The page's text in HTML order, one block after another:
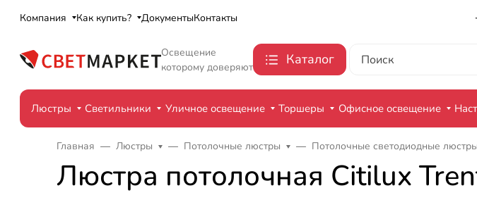
Компания Как купить? ДокументыКонтакты
Освещение
которому доверяют
Каталог
Люстры Светильники Уличное освещение Торшеры Офисное освещение
Главная Люстры Потолочные люстры Потолочные светодиодные люстры
Люстра потолочная Citilux